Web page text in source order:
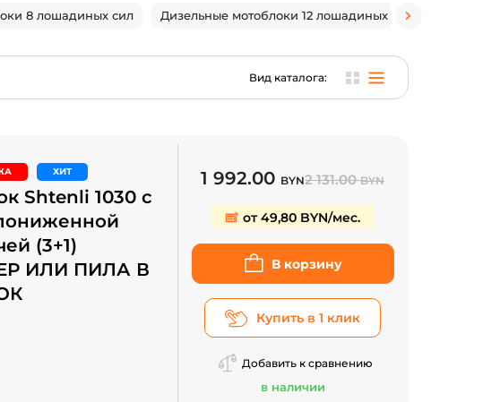
8 лошадиных сил Дизельные мотоблоки 12 лошадиных сил
Вид каталога:
ХИТ
Shtenli 1030 с
(3+1)
ИЛИ ПИЛА В
1 992.00 BYN2 131.00BYN
от 49,80 BYN/мес.
В корзину
Купить в 1 клик
Добавить к сравнению
в наличии